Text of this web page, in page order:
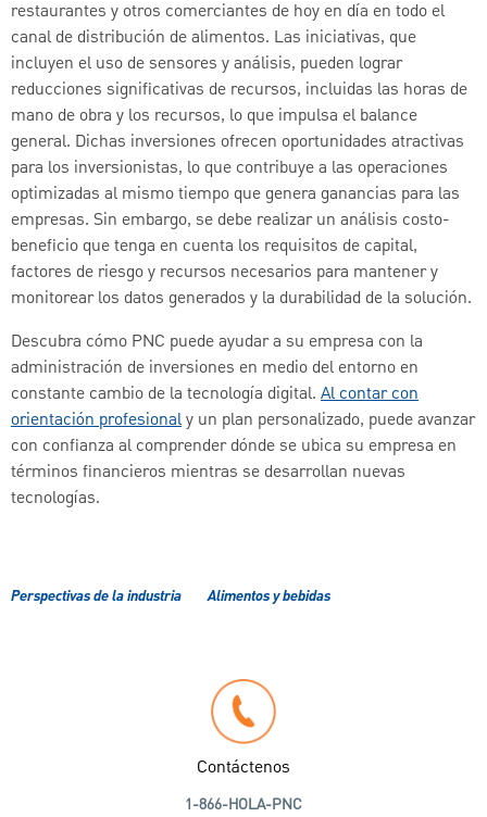
restaurantes y otros comerciantes de hoy en día en todo el
canal de distribución de alimentos. Las iniciativas, que
incluyen el uso de sensores y análisis, pueden lograr
reducciones significativas de recursos, incluidas las horas de
mano de obra y los recursos, lo que impulsa el balance
general. Dichas inversiones ofrecen oportunidades atractivas
para los inversionistas, lo que contribuye a las operaciones
optimizadas al mismo tiempo que genera ganancias para las
empresas. Sin embargo, se debe realizar un análisis costo-
beneficio que tenga en cuenta los requisitos de capital,
factores de riesgo y recursos necesarios para mantener y
monitorear los datos generados y la durabilidad de la solución.
Descubra cómo PNC puede ayudar a su empresa con la
administración de inversiones en medio del entorno en
constante cambio de la tecnología digital. Al contar con
orientación profesionaly un plan personalizado, puede avanzar
con confianza al comprender dónde se ubica su empresa en
términos financieros mientras se desarrollan nuevas
tecnologías.
Perspectivas de la industria Alimentos y bebidas
Contáctenos
1-866-HOLA-PNC